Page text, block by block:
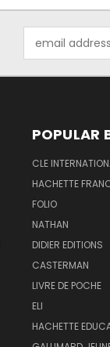
Address
POPULAR
CLE
HACHETTE
FOLIO
NATHAN
DIDIER EDITIONS
CASTERMAN
LIVRE DE POCHE
ELI
HACHETTE